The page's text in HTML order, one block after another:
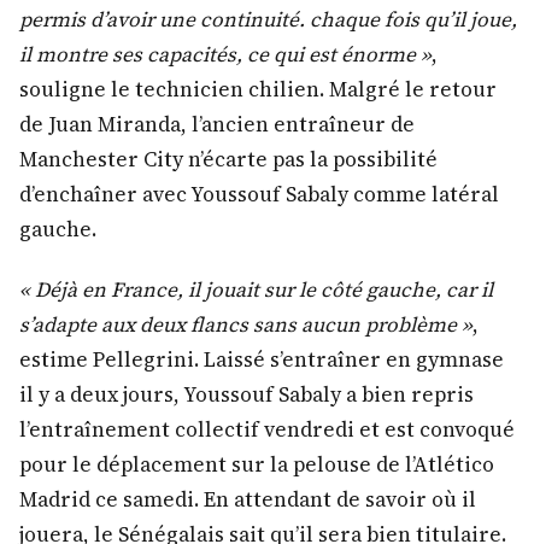
permis d’avoir une continuité. chaque fois qu’il joue,
il montre ses capacités, ce qui est énorme »,
souligne le technicien chilien. Malgré le retour
de Juan Miranda, l’ancien entraîneur de
Manchester City n’écarte pas la possibilité
d’enchaîner avec Youssouf Sabaly comme latéral
gauche.
« Déjà en France, il jouait sur le côté gauche, car il
s’adapte aux deux flancs sans aucun problème »,
estime Pellegrini. Laissé s’entraîner en gymnase
il y a deux jours, Youssouf Sabaly a bien repris
l’entraînement collectif vendredi et est convoqué
pour le déplacement sur la pelouse de l’Atlético
Madrid ce samedi. En attendant de savoir où il
jouera, le Sénégalais sait qu’il sera bien titulaire.